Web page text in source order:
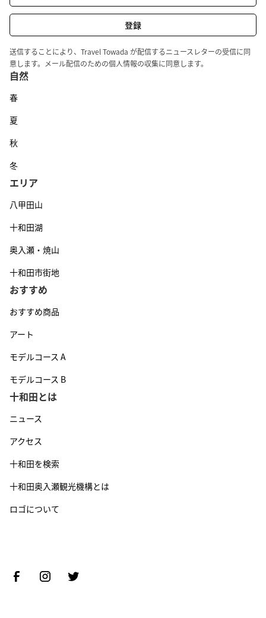
送信することにより、Travel Towada が配信するニュースレターの受信に同
意します。メール配信のための個人情報の収集に同意します。
自然
春
夏
秋
冬
エリア
八甲田山
十和田湖
奥入瀬・焼山
十和田市街地
おすすめ
おすすめ商品
アート
モデルコース A
モデルコース B
十和田とは
ニュース
アクセス
十和田を検索
十和田奥入瀬観光機構とは
ロゴについて